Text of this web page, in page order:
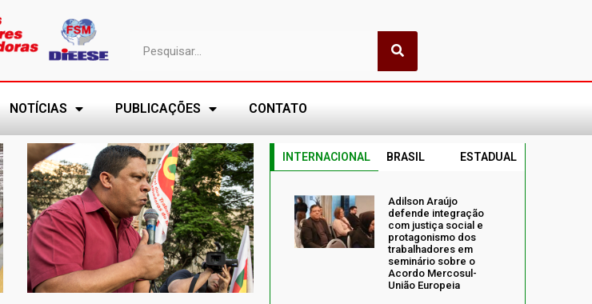
NOTÍCIAS PUBLICAÇÕES CONTATO
INTERNACIONAL BRASIL ESTADUAL
Adilson Araújo
defende integração
com justiça social e
protagonismo dos
trabalhadores em
seminário sobre o
Acordo Mercosul-
União Europeia